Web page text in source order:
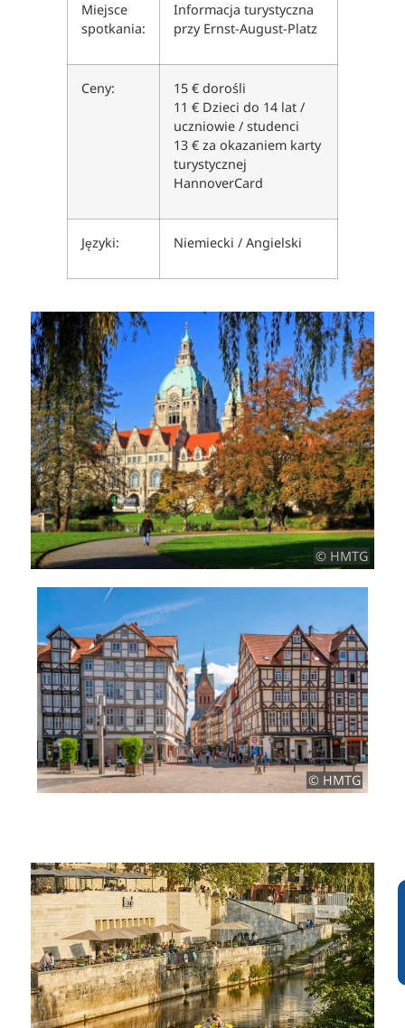
Miejsce
spotkania:
Informacja turystyczna
przy Ernst-August-Platz
Ceny:
15 € dorośli
11 € Dzieci do 14 lat /
uczniowie / studenci
13 € za okazaniem karty
turystycznej
HannoverCard
Języki: Niemiecki / Angielski
© HMTG
© HMTG